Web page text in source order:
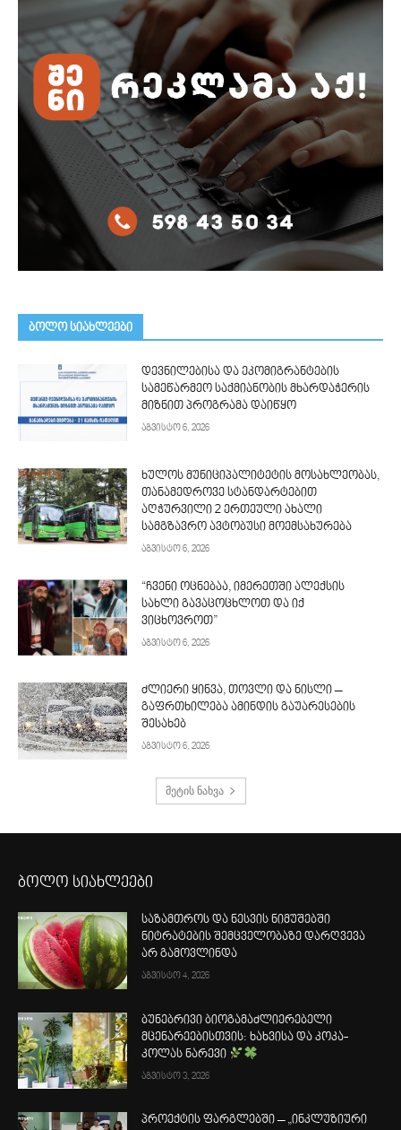
ᲑᲝᲚᲝ ᲡᲘᲐᲮᲚᲔᲔᲑᲘ
დევნილებისა და ეკომიგრანტების
სამეწარმეო საქმიანობის მხარდაჭერის
მიზნით პროგრამა დაიწყო
აგვისტო 6, 2026
ხულოს მუნიციპალიტეტის მოსახლეობას,
თანამედროვე სტანდარტებით
აღჭურვილი 2 ერთეული ახალი
სამგზავრო ავტობუსი მოემსახურება
აგვისტო 6, 2026
“ჩვენი ოცნებაა, იმერეთში ალექსის
სახლი გავაცოცხლოთ და იქ
ვიცხოვროთ”
აგვისტო 6, 2026
ძლიერი ყინვა, თოვლი და ნისლი –
გაფრთხილება ამინდის გაუარესების
შესახებ
აგვისტო 6, 2026
მეტის ნახვა
ბოლო სიახლეები
საზამთროს და ნესვის ნიმუშებში
ნიტრატების შემცველობაზე დარღვევა
არ გამოვლინდა
აგვისტო 4, 2026
ბუნებრივი ბიოგამაძლიერებელი
მცენარეებისთვის: ხახვისა და კოკა-
კოლას ნარევი
აგვისტო 3, 2026
პროექტის ფარგლებში – „ინკლუზიური